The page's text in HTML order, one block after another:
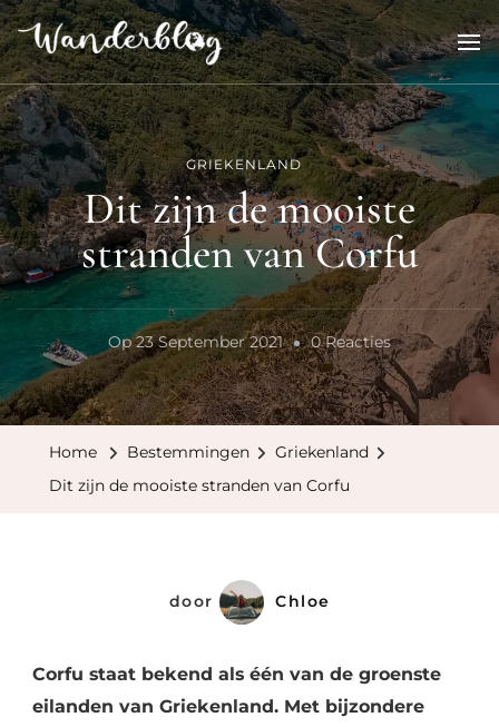
Wanderblog
reisverhalen en inspiratie
GRIEKENLAND
Dit zijn de mooiste
stranden van Corfu
Op23 September 2021 0 ReactiesOp
Dit
Zijn
Home Bestemmingen
Griekenland
Dit zijn de mooiste stranden van Corfu
door Chloe
Corfu staat bekend als één van de groenste
eilanden van Griekenland. Met bijzondere